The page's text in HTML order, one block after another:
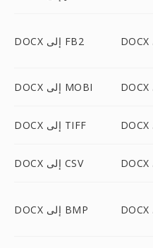
DOCX إلى FB2
DOCX إلى MOBI
DOCX إلى TIFF
DOCX إلى CSV
DOCX إلى BMP